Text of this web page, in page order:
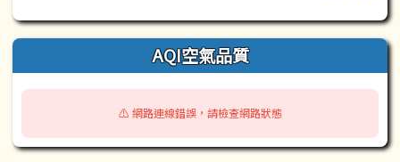
AQI空氣品質
⚠️ 網路連線錯誤，請檢查網路狀態